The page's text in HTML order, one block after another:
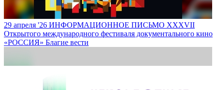
29 апреля '26 ИНФОРМАЦИОННОЕ ПИСЬМО XXXVII
Открытого международного фестиваля документального кино
«РОССИЯ» Благие вести